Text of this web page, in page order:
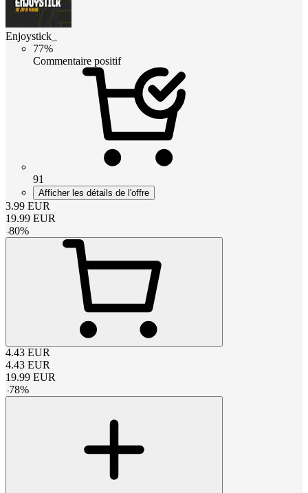
Enjoystick_
77%
Commentaire positif
91
Afficher les détails de l'offre
3.99 EUR
19.99 EUR
-80%
4.43 EUR
4.43 EUR
19.99 EUR
-78%